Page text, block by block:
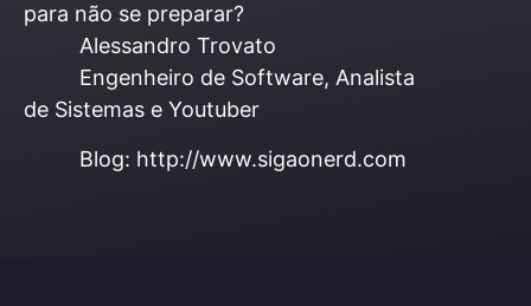
para não se preparar?
Alessandro Trovato
Engenheiro de Software, Analista
de Sistemas e Youtuber
Blog: http://www.sigaonerd.com